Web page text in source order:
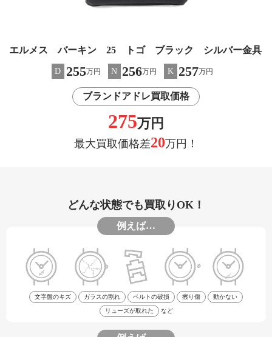
エルメス バーキン 25 トゴ ブラック シルバー金具
D 255万円 N 256万円 K 257万円
ブランドアドレ買取価格
275万円
最大買取価格差20万円！
どんな状態でも買取りOK！
例えば…
文字盤のキズ ガラスの割れ ベルトの破損 擦り傷 動かない
リューズが取れた など